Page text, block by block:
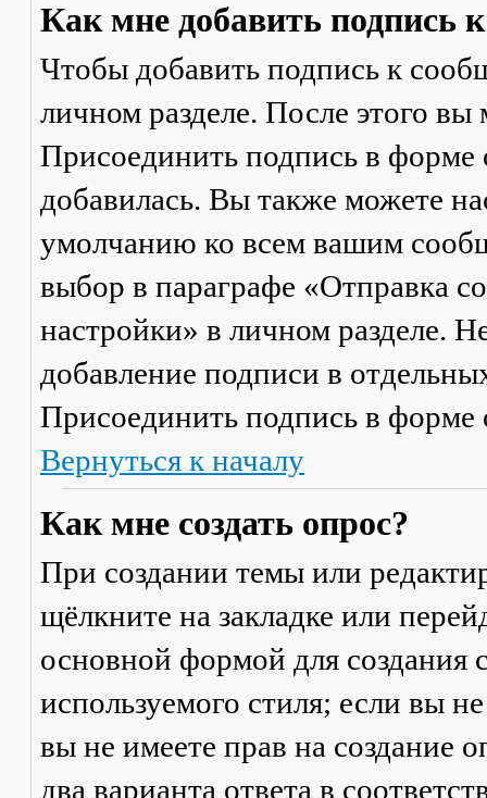
Как мне добавить подпись
Чтобы добавить подпись к
личном разделе. После этого
Присоединить подпись в форме
добавилась. Вы также можете
умолчанию ко всем вашим
выбор в параграфе «Отправка
настройки» в личном разделе.
добавление подписи в
Присоединить подпись в форме
Вернуться к началу
Как мне создать опрос?
При создании темы или
щёлкните на закладке или
основной формой для создания
используемого стиля; если вы
вы не имеете прав на создание
два варианта ответа в